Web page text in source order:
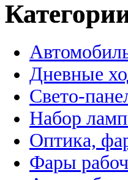
Дневные
Свето-
Набор ламп
Оптика,
Фары